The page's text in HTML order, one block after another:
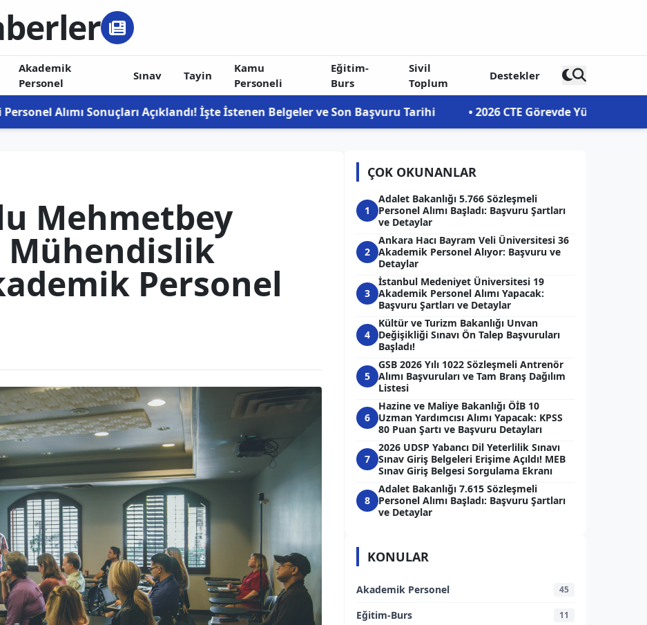
Akademik
Personel
Sınav Tayin
Kamu
Personeli
Eğitim-
Burs
Sivil
Toplum
Destekler
Açıklandı! İşte İstenen Belgeler ve Son Başvuru Tarihi • 2026 CTE Görevde Yükselme ve Ünvan
Mehmetbey
Personel
ÇOK OKUNANLAR
1
Adalet Bakanlığı 5.766 Sözleşmeli
Personel Alımı Başladı: Başvuru Şartları
ve Detaylar
2
Ankara Hacı Bayram Veli Üniversitesi 36
Akademik Personel Alıyor: Başvuru ve
Detaylar
3
İstanbul Medeniyet Üniversitesi 19
Akademik Personel Alımı Yapacak:
Başvuru Şartları ve Detaylar
4
Kültür ve Turizm Bakanlığı Unvan
Değişikliği Sınavı Ön Talep Başvuruları
Başladı!
5
GSB 2026 Yılı 1022 Sözleşmeli Antrenör
Alımı Başvuruları ve Tam Branş Dağılım
Listesi
6
Hazine ve Maliye Bakanlığı ÖİB 10
Uzman Yardımcısı Alımı Yapacak: KPSS
80 Puan Şartı ve Başvuru Detayları
7
2026 UDSP Yabancı Dil Yeterlilik Sınavı
Sınav Giriş Belgeleri Erişime Açıldı! MEB
Sınav Giriş Belgesi Sorgulama Ekranı
8
Adalet Bakanlığı 7.615 Sözleşmeli
Personel Alımı Başladı: Başvuru Şartları
ve Detaylar
KONULAR
Akademik Personel 45
Eğitim-Burs 11